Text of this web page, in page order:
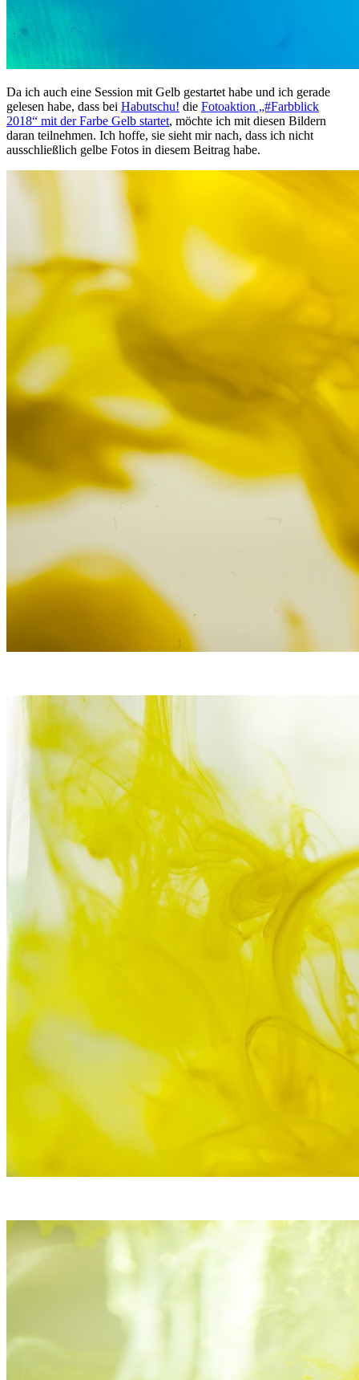
Da ich auch eine Session mit Gelb gestartet habe und ich gerade
gelesen habe, dass bei Habutschu! die Fotoaktion „#Farbblick
2018“ mit der Farbe Gelb startet, möchte ich mit diesen Bildern
daran teilnehmen. Ich hoffe, sie sieht mir nach, dass ich nicht
ausschließlich gelbe Fotos in diesem Beitrag habe.